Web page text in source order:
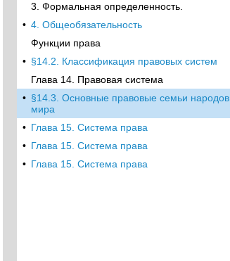
3. Формальная определенность.
• 4. Общеобязательность
Функции права
• §14.2. Классификация правовых систем
Глава 14. Правовая система
• §14.3. Основные правовые семьи народов
мира
• Глава 15. Система права
• Глава 15. Система права
• Глава 15. Система права